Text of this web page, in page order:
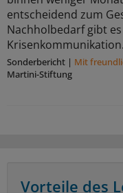
entscheidend zum
Nachholbedarf gibt
Krisenkommunikation.
Sonderbericht | Mit
Martini-Stiftung
Vorteile des